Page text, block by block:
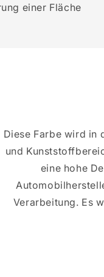
einer Fläche
Diese Farbe wird in
und
eine hohe
Verarbeitung. Es